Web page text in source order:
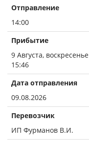
Отправление
14:00
Прибытие
9 Августа, воскресенье
15:46
Дата отправления
09.08.2026
Перевозчик
ИП Фурманов В.И.